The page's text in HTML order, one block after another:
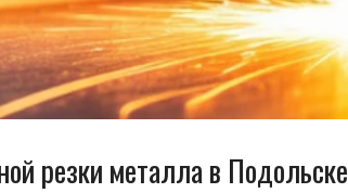
резки металла в Подольске